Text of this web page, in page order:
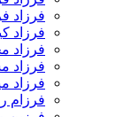
فرزاد فرزین و
فرزاد کیان
فرزاد محمدی
فرزاد مستوفی
فرزاد میریان
فرزام راد